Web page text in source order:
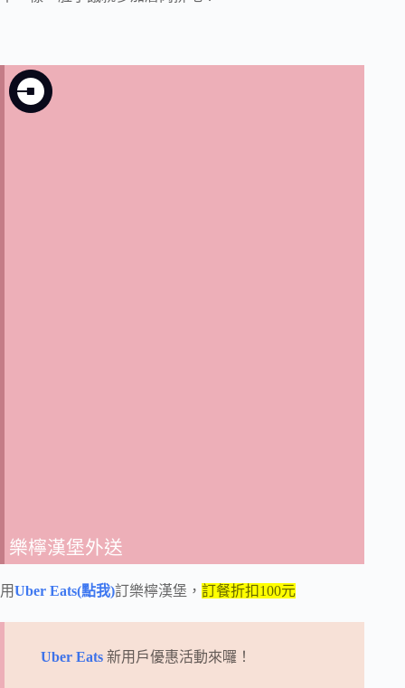
樂檸漢堡外送
用Uber Eats(點我)訂樂檸漢堡， 訂餐折扣100元
Uber Eats 新用戶優惠活動來囉！